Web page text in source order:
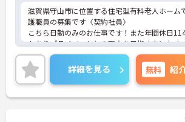
滋賀県守山市に位置する住宅型有料老人ホーム
護職員の募集です〈契約社員〉
こちら日勤のみのお仕事です！また年間休日
もありプライベートとの両立を目指す方におす
の環境です◎
昇給や賞与制度があり、頑張りが評価されてしっ
りと職員に還元されます。さらに福利厚生も充
ているのは嬉しいポイントです◎
こちらの求人にご興味がございましたら面接の
詳細を見る 無料 紹